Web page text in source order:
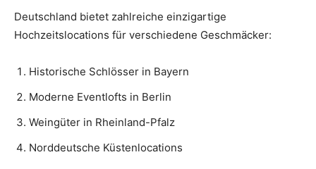
Deutschland bietet zahlreiche einzigartige
Hochzeitslocations für verschiedene Geschmäcker:
Historische Schlösser in Bayern
Moderne Eventlofts in Berlin
Weingüter in Rheinland-Pfalz
Norddeutsche Küstenlocations